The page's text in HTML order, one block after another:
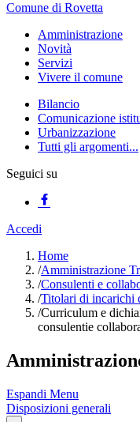
Comune di Rovetta
Amministrazione
Novità
Servizi
Vivere il comune
Bilancio
Comunicazione
Urbanizzazione
Tutti gli argomenti...
Seguici su
Accedi
Home
/Amministrazione
/Consulenti e
/Titolari di incarichi
/Curriculum e
consulentie
Espandi Menu
Disposizioni generali